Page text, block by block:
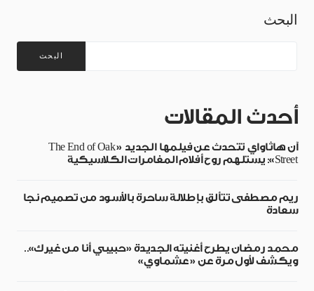
البحث
البحث
أحدث المقالات
آن هاثاواي تتحدث عن فيلمها الجديد «The End of Oak
Street»: يستلهم روح أفلام المغامرات الكلاسيكية
ريم مصطفى تتألق بإطلالة ساحرة بالأسود من تصميم نجا
سعادة
محمد رمضان يطرح أغنيته الجديدة «حبيبي أنا من غيرك»..
ويكشف لأول مرة عن «عشماوي»